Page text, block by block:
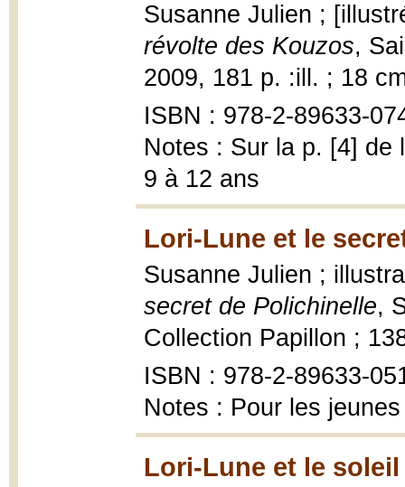
Susanne Julien ;
révolte des Kouzos,
2009, 181 p. :ill. ; 18
ISBN : 978-2-89633-
Notes : Sur la p. [4] de
9 à 12 ans
Lori-Lune et le
Susanne Julien ;
secret de Polichinelle,
Collection Papillon ;
ISBN : 978-2-89633-
Notes : Pour les
Lori-Lune et le